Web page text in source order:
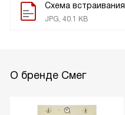
Схема встраивания
JPG, 40.1 KB
О бренде Смег